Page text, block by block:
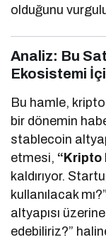
olduğunu
Analiz: Bu
Ekosistemi
Bu hamle,
bir dönemin
stablecoin
etmesi, “Kripto
kaldırıyor.
kullanılacak
altyapısı
edebiliriz?”